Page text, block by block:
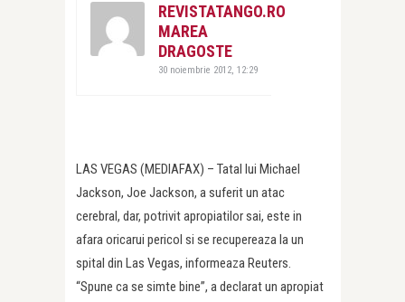
REVISTATANGO.RO
MAREA
DRAGOSTE
30 noiembrie 2012, 12:29
LAS VEGAS (MEDIAFAX) – Tatal lui Michael
Jackson, Joe Jackson, a suferit un atac
cerebral, dar, potrivit apropiatilor sai, este in
afara oricarui pericol si se recupereaza la un
spital din Las Vegas, informeaza Reuters.
“Spune ca se simte bine”, a declarat un apropiat